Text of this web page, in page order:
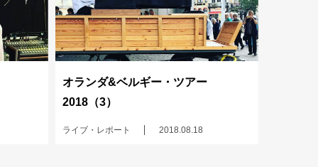
オランダ&ベルギー・ツアー
2018（3）
ライブ・レポート 2018.08.18